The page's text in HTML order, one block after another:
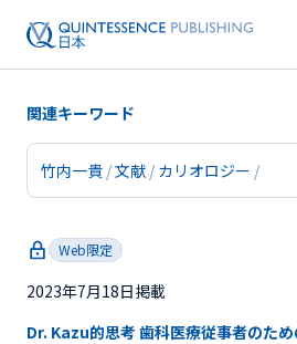
新着
関連キーワード
竹内一貴 文献 カリオロジー
Web限定
2023年7月18日掲載
Dr. Kazu的思考 歯科医療従事者のた